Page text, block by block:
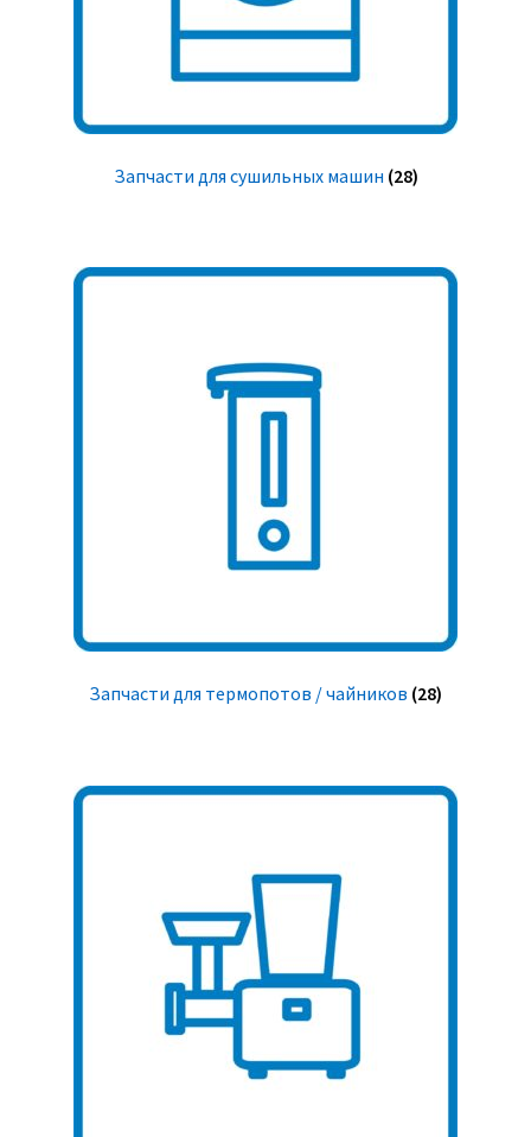
Запчасти для сушильных машин (28)
Запчасти для термопотов / чайников (28)